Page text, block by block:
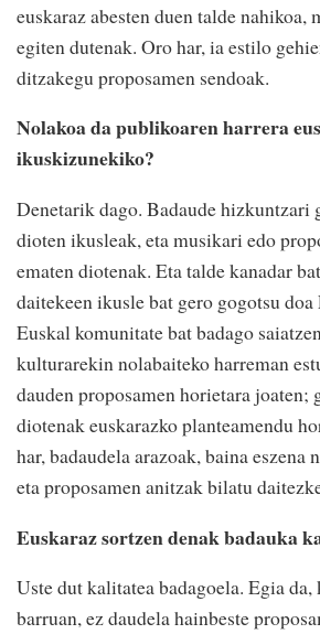
euskaraz abesten duen talde nahikoa,
egiten dutenak. Oro har, ia estilo
ditzakegu proposamen sendoak.
Nolakoa da publikoaren harrera
ikuskizunekiko?
Denetarik dago. Badaude hizkuntzari
dioten ikusleak, eta musikari edo
ematen diotenak. Eta talde kanadar
daitekeen ikusle bat gero gogotsu
Euskal komunitate bat badago
kulturarekin nolabaiteko harreman
dauden proposamen horietara joaten;
diotenak euskarazko planteamendu
har, badaudela arazoak, baina eszena
eta proposamen anitzak bilatu
Euskaraz sortzen denak badauka
Uste dut kalitatea badagoela. Egia
barruan, ez daudela hainbeste